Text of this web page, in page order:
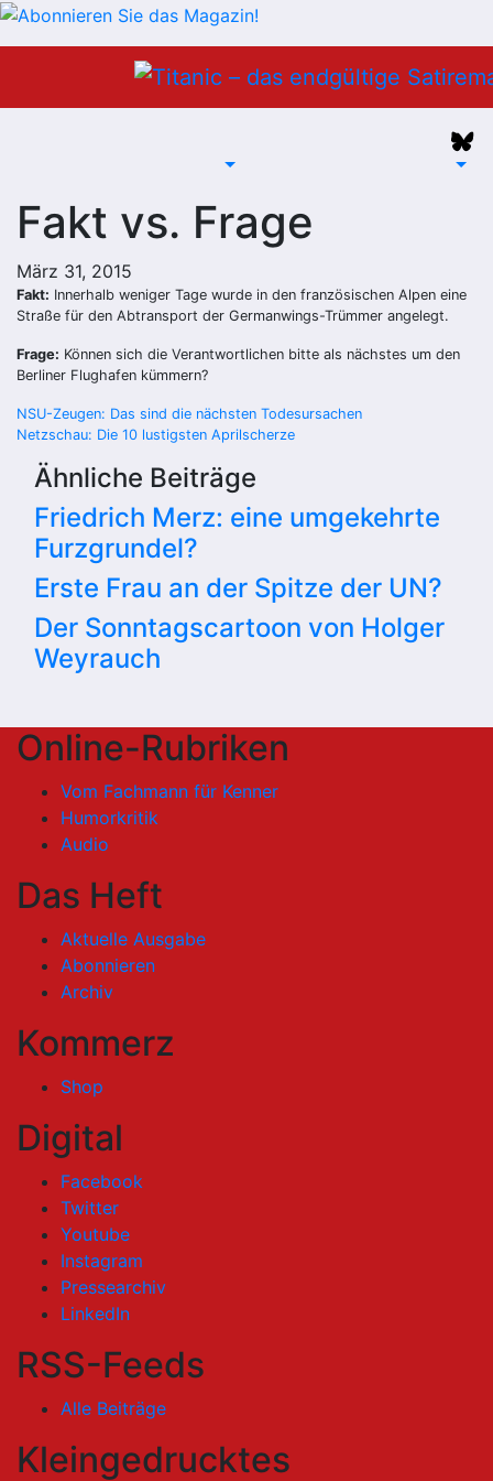
Fakt vs. Frage
März 31, 2015
Fakt: Innerhalb weniger Tage wurde in den französischen Alpen eine
Straße für den Abtransport der Germanwings-Trümmer angelegt.
Frage: Können sich die Verantwortlichen bitte als nächstes um den
Berliner Flughafen kümmern?
Beitragsnavigation
NSU-Zeugen: Das sind die nächsten Todesursachen
Netzschau: Die 10 lustigsten Aprilscherze
Ähnliche Beiträge
Friedrich Merz: eine umgekehrte
Furzgrundel?
Erste Frau an der Spitze der UN?
Der Sonntagscartoon von Holger
Weyrauch
Online-Rubriken
Vom Fachmann für Kenner
Humorkritik
Audio
Das Heft
Aktuelle Ausgabe
Abonnieren
Archiv
Kommerz
Shop
Digital
Facebook
Twitter
Youtube
Instagram
Pressearchiv
LinkedIn
RSS-Feeds
Alle Beiträge
Kleingedrucktes